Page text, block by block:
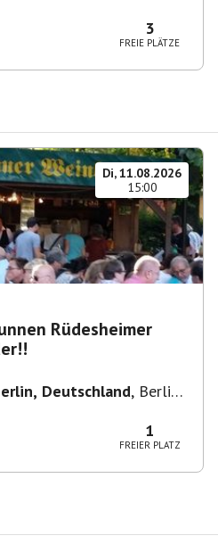
3
FREIE PLÄTZE
Di, 11.08.2026
15:00
Rüdesheimer
Deutschland, Berlin-
1
FREIER PLATZ